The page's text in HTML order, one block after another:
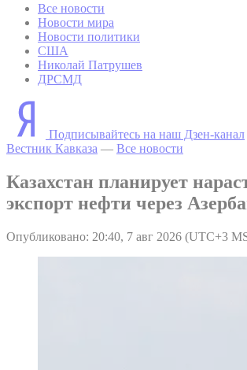
Все новости
Новости мира
Новости политики
США
Николай Патрушев
ДРСМД
Подписывайтесь на наш Дзен-канал
Вестник Кавказа — Все новости
Казахстан планирует
экспорт нефти через
Опубликовано: 20:40, 7 авг 2026 (UTC+3